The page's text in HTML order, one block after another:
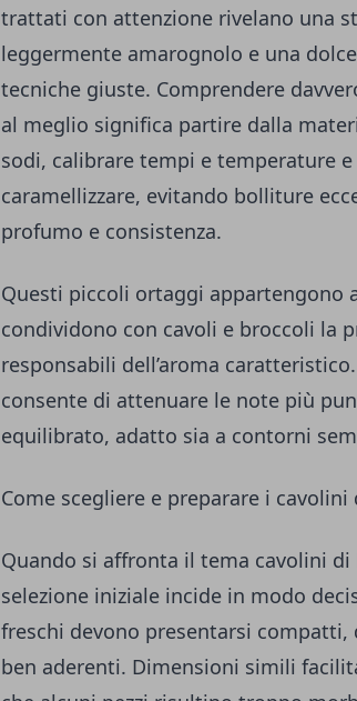
trattati con attenzione rivelano una
leggermente amarognolo e una
tecniche giuste. Comprendere
al meglio significa partire dalla
sodi, calibrare tempi e temperature
caramellizzare, evitando bolliture
profumo e consistenza.
Questi piccoli ortaggi appartengono
condividono con cavoli e broccoli la
responsabili dell’aroma
consente di attenuare le note più
equilibrato, adatto sia a contorni
Come scegliere e preparare i cavolini
Quando si affronta il tema cavolini
selezione iniziale incide in modo
freschi devono presentarsi
ben aderenti. Dimensioni simili